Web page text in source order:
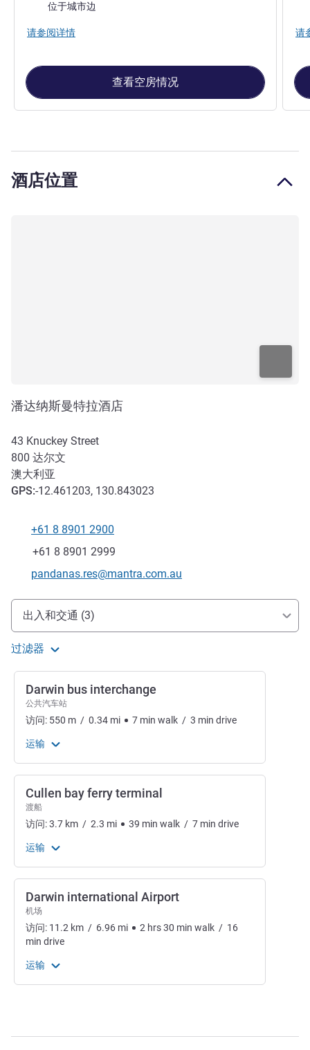
位于城市边
请参阅详情
查看空房情况
请
酒店位置
潘达纳斯曼特拉酒店
43 Knuckey Street
800 达尔文
澳大利亚
GPS:-12.461203, 130.843023
电话
+61 8 8901 2900
传真
+61 8 8901 2999
联系电子邮件
pandanas.res@mantra.com.au
抵达和交通
出入和交通 (3)
过滤器
Darwin bus interchange
公共汽车站
访问: 550 m / 0.34 mi 7 min walk / 3 min drive
运输
Cullen bay ferry terminal
渡船
访问:3.7 km / 2.3 mi 39 min walk / 7 min drive
运输
Darwin international Airport
机场
访问: 11.2 km / 6.96 mi 2 hrs30 min walk / 16
min drive
运输